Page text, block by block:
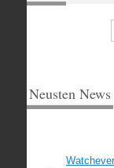
Neusten News